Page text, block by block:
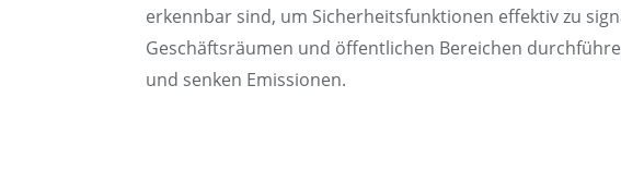
erkennbar sind, um Sicherheitsfunktionen effektiv zu
Geschäftsräumen und öffentlichen Bereichen
und senken Emissionen.